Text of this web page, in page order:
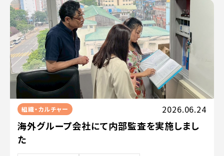
組織・カルチャー 2026.06.24
海外グループ会社にて内部監査を実施しまし
た